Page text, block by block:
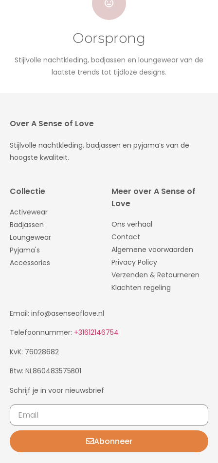
Oorsprong
Stijlvolle nachtkleding, badjassen en loungewear van de
laatste trends tot tijdloze designs.
Over A Sense of Love
Stijlvolle nachtkleding, badjassen en pyjama’s van de
hoogste kwaliteit.
Collectie
Activewear
Badjassen
Loungewear
Pyjama's
Accessories
Meer over A Sense of
Love
Ons verhaal
Contact
Algemene voorwaarden
Privacy Policy
Verzenden & Retourneren
Klachten regeling
Email: info@asenseoflove.nl
Telefoonnummer: +31612146754
KvK: 76028682
Btw: NL860483575B01
Schrijf je in voor nieuwsbrief
Abonneer